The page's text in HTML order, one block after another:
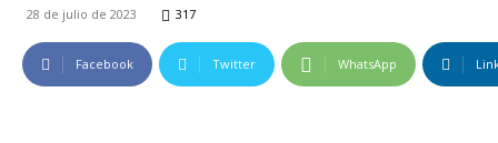
28 de julio de 2023 317
Facebook Twitter WhatsApp